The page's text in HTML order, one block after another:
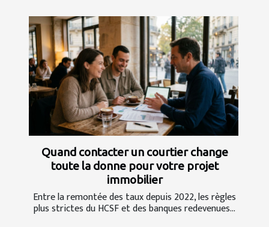
Quand contacter un courtier change
toute la donne pour votre projet
immobilier
Entre la remontée des taux depuis 2022, les règles
plus strictes du HCSF et des banques redevenues...